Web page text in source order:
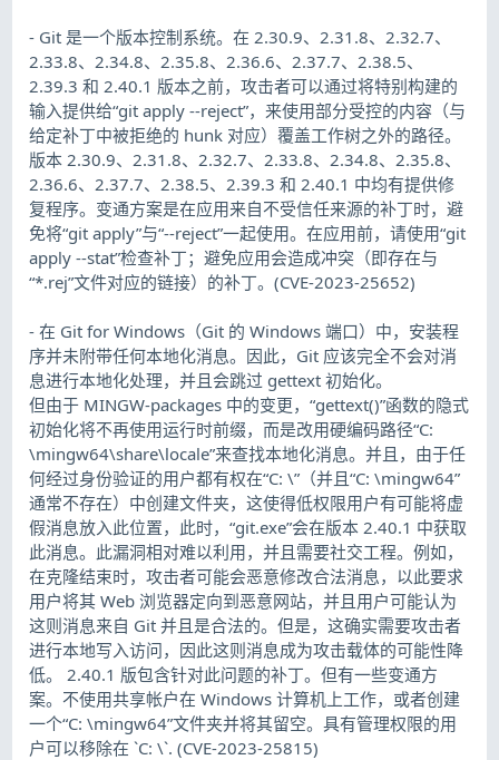
- Git 是一个版本控制系统。在 2.30.9、2.31.8、2.32.7、
2.33.8、2.34.8、2.35.8、2.36.6、2.37.7、2.38.5、
2.39.3 和 2.40.1 版本之前，攻击者可以通过将特别构建的
输入提供给“git apply --reject”，来使用部分受控的内容（与
给定补丁中被拒绝的 hunk 对应）覆盖工作树之外的路径。
版本 2.30.9、2.31.8、2.32.7、2.33.8、2.34.8、2.35.8、
2.36.6、2.37.7、2.38.5、2.39.3 和 2.40.1 中均有提供修
复程序。变通方案是在应用来自不受信任来源的补丁时，避
免将“git apply”与“--reject”一起使用。在应用前，请使用“git
apply --stat”检查补丁；避免应用会造成冲突（即存在与
“*.rej”文件对应的链接）的补丁。(CVE-2023-25652)
- 在 Git for Windows（Git 的 Windows 端口）中，安装程
序并未附带任何本地化消息。因此，Git 应该完全不会对消
息进行本地化处理，并且会跳过 gettext 初始化。
但由于 MINGW-packages 中的变更，“gettext()”函数的隐式
初始化将不再使用运行时前缀，而是改用硬编码路径“C:
\mingw64\share\locale”来查找本地化消息。并且，由于任
何经过身份验证的用户都有权在“C: \”（并且“C: \mingw64”
通常不存在）中创建文件夹，这使得低权限用户有可能将虚
假消息放入此位置，此时，“git.exe”会在版本 2.40.1 中获取
此消息。此漏洞相对难以利用，并且需要社交工程。例如，
在克隆结束时，攻击者可能会恶意修改合法消息，以此要求
用户将其 Web 浏览器定向到恶意网站，并且用户可能认为
这则消息来自 Git 并且是合法的。但是，这确实需要攻击者
进行本地写入访问，因此这则消息成为攻击载体的可能性降
低。 2.40.1 版包含针对此问题的补丁。但有一些变通方
案。不使用共享帐户在 Windows 计算机上工作，或者创建
一个“C: \mingw64”文件夹并将其留空。具有管理权限的用
户可以移除在 `C: \`. (CVE-2023-25815)